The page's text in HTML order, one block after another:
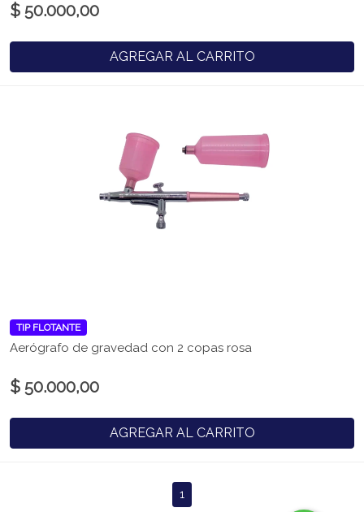
$ 50.000,00
AGREGAR AL CARRITO
TIP FLOTANTE
Aerógrafo de gravedad con 2 copas rosa
$ 50.000,00
AGREGAR AL CARRITO
1